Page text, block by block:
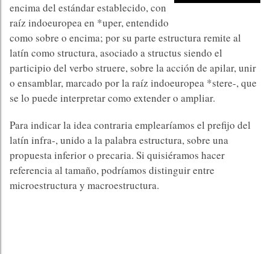
encima del estándar establecido, con
raíz indoeuropea en *uper, entendido
como sobre o encima; por su parte estructura remite al
latín como structura, asociado a structus siendo el
participio del verbo struere, sobre la acción de apilar, unir
o ensamblar, marcado por la raíz indoeuropea *stere-, que
se lo puede interpretar como extender o ampliar.
Para indicar la idea contraria emplearíamos el prefijo del
latín infra-, unido a la palabra estructura, sobre una
propuesta inferior o precaria. Si quisiéramos hacer
referencia al tamaño, podríamos distinguir entre
microestructura y macroestructura.